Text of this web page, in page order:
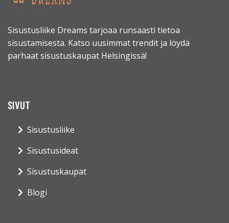
Sisustusliike Dreams tarjoaa runsaasti tietoa
sisustamisesta. Katso uusimmat trendit ja löydä
parhaat sisustuskaupat Helsingissä!
SIVUT
Sisustusliike
Sisustusideat
Sisustuskaupat
Blogi